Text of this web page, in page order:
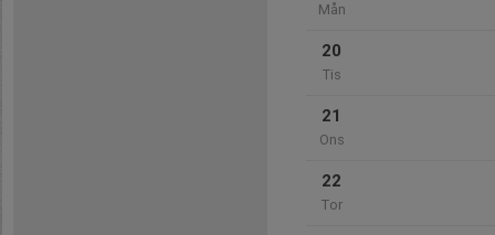
Mån
20
Tis
21
Ons
22
Tor